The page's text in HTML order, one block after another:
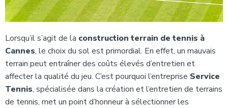
Lorsqu’il s’agit de la construction terrain de tennis à
Cannes, le choix du sol est primordial. En effet, un mauvais
terrain peut entraîner des coûts élevés d’entretien et
affecter la qualité du jeu. C’est pourquoi l’entreprise Service
Tennis, spécialisée dans la création et l’entretien de terrains
de tennis, met un point d’honneur à sélectionner les